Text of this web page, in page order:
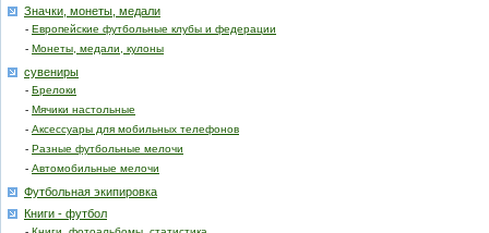
Значки, монеты, медали
- Европейские футбольные клубы и федерации
- Монеты, медали, кулоны
сувениры
- Брелоки
- Мячики настольные
- Аксессуары для мобильных телефонов
- Разные футбольные мелочи
- Автомобильные мелочи
Футбольная экипировка
Книги - футбол